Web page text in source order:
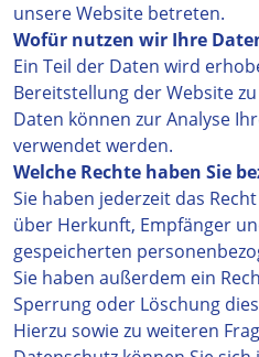
unsere Website betreten.
Wofür nutzen wir Ihre
Ein Teil der Daten wird
Bereitstellung der Website
Daten können zur Analyse
verwendet werden.
Welche Rechte haben Sie
Sie haben jederzeit das
über Herkunft, Empfänger
gespeicherten
Sie haben außerdem ein
Sperrung oder Löschung
Hierzu sowie zu weiteren